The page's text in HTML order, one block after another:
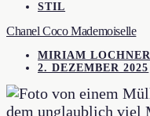
STIL
Chanel Coco Mademoiselle
MIRIAM LOCHNER
2. DEZEMBER 2025